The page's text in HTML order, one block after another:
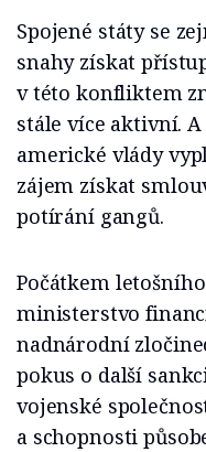
Spojené státy se
snahy získat
v této konfliktem
stále více aktivní.
americké vlády
zájem získat
potírání gangů.
Počátkem
ministerstvo
nadnárodní
pokus o další
vojenské
a schopnosti